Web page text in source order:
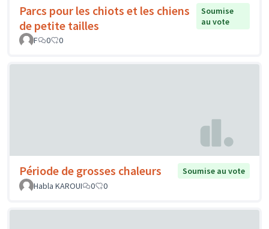
Parcs pour les chiots et les chiens
de petite tailles
Soumise
au vote
F
0 0
Période de grosses chaleurs
Soumise au vote
Habla KAROUI
0 0